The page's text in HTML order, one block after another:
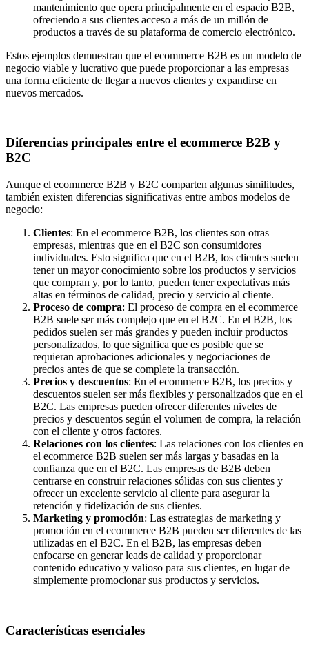
mantenimiento que opera principalmente en el espacio B2B,
ofreciendo a sus clientes acceso a más de un millón de
productos a través de su plataforma de comercio electrónico.
Estos ejemplos demuestran que el ecommerce B2B es un modelo de
negocio viable y lucrativo que puede proporcionar a las empresas
una forma eficiente de llegar a nuevos clientes y expandirse en
nuevos mercados.
Diferencias principales entre el ecommerce B2B y
B2C
Aunque el ecommerce B2B y B2C comparten algunas similitudes,
también existen diferencias significativas entre ambos modelos de
negocio:
Clientes: En el ecommerce B2B, los clientes son otras
empresas, mientras que en el B2C son consumidores
individuales. Esto significa que en el B2B, los clientes suelen
tener un mayor conocimiento sobre los productos y servicios
que compran y, por lo tanto, pueden tener expectativas más
altas en términos de calidad, precio y servicio al cliente.
Proceso de compra: El proceso de compra en el ecommerce
B2B suele ser más complejo que en el B2C. En el B2B, los
pedidos suelen ser más grandes y pueden incluir productos
personalizados, lo que significa que es posible que se
requieran aprobaciones adicionales y negociaciones de
precios antes de que se complete la transacción.
Precios y descuentos: En el ecommerce B2B, los precios y
descuentos suelen ser más flexibles y personalizados que en el
B2C. Las empresas pueden ofrecer diferentes niveles de
precios y descuentos según el volumen de compra, la relación
con el cliente y otros factores.
Relaciones con los clientes: Las relaciones con los clientes en
el ecommerce B2B suelen ser más largas y basadas en la
confianza que en el B2C. Las empresas de B2B deben
centrarse en construir relaciones sólidas con sus clientes y
ofrecer un excelente servicio al cliente para asegurar la
retención y fidelización de sus clientes.
Marketing y promoción: Las estrategias de marketing y
promoción en el ecommerce B2B pueden ser diferentes de las
utilizadas en el B2C. En el B2B, las empresas deben
enfocarse en generar leads de calidad y proporcionar
contenido educativo y valioso para sus clientes, en lugar de
simplemente promocionar sus productos y servicios.
Características esenciales